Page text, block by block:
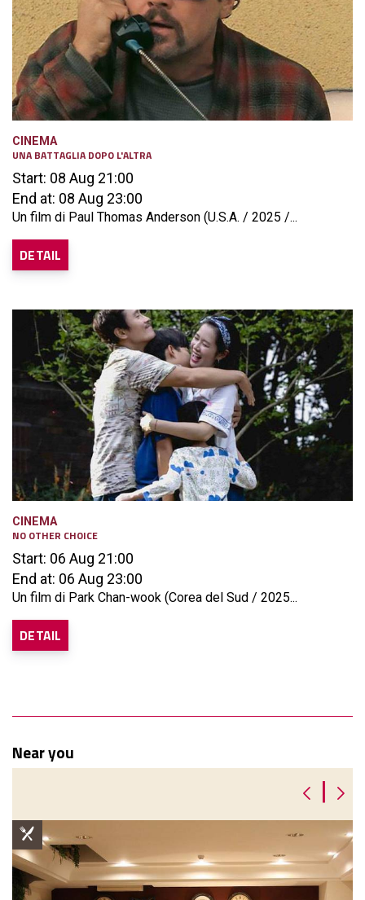
CINEMA
UNA BATTAGLIA DOPO L'ALTRA
Start: 08 Aug 21:00
End at: 08 Aug 23:00
Un film di Paul Thomas Anderson (U.S.A. / 2025 /...
DETAIL
CINEMA
NO OTHER CHOICE
Start: 06 Aug 21:00
End at: 06 Aug 23:00
Un film di Park Chan-wook (Corea del Sud / 2025...
DETAIL
Near you
|